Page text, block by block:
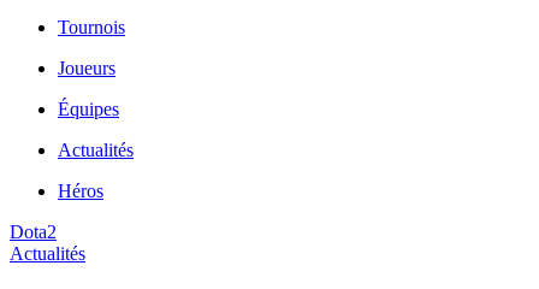
Tournois
Joueurs
Équipes
Actualités
Héros
Dota2
Actualités